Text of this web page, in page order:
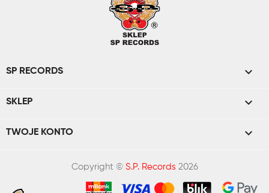
SP RECORDS 
SKLEP 
TWOJE KONTO 
Copyright © S.P. Records2026